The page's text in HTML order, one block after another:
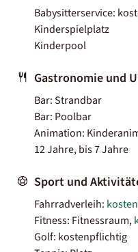
Babysitterservice:
Kinderspielplatz
Kinderpool
Gastronomie und
Bar: Strandbar
Bar: Poolbar
Animation:
12 Jahre, bis 7 Jahre
Sport und
Fahrradverleih:
Fitness: Fitnessraum,
Golf: kostenpflichtig